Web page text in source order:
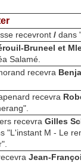
recevront / dans
Bruneel et
Salamé.
recevra
recevra
recevra Gilles
"L'instant M - Le
Jean-